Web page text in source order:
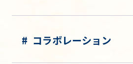
コラボレーション